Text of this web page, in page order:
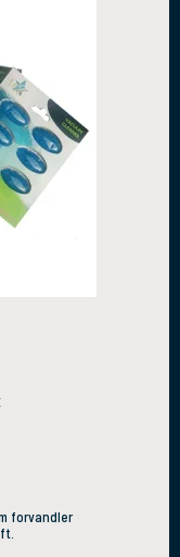
forvandler